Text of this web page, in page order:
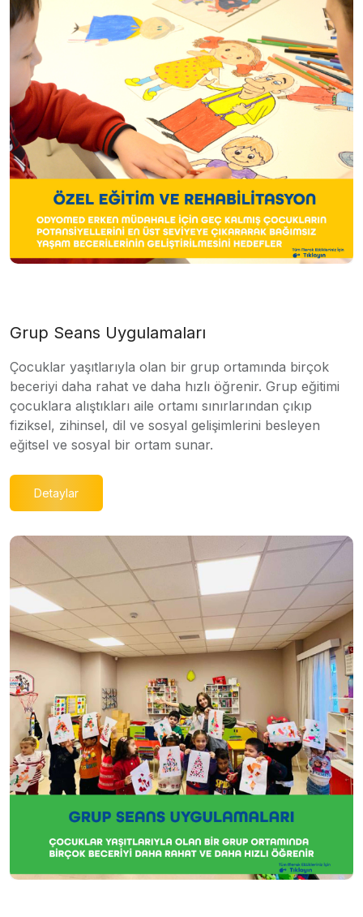
Grup Seans Uygulamaları
Çocuklar yaşıtlarıyla olan bir grup ortamında birçok
beceriyi daha rahat ve daha hızlı öğrenir. Grup eğitimi
çocuklara alıştıkları aile ortamı sınırlarından çıkıp
fiziksel, zihinsel, dil ve sosyal gelişimlerini besleyen
eğitsel ve sosyal bir ortam sunar.
Detaylar